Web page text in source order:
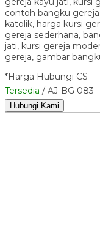
contoh bangku
katolik, harga kursi
gereja sederhana,
jati, kursi gereja
gereja, gambar
*Harga Hubungi CS
Tersedia / AJ-BG 083
Hubungi Kami